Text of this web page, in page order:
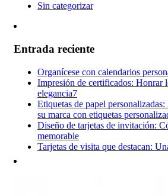
Sin categorizar
Entrada reciente
Organícese con calendarios
Impresión de certificados: Honrar
elegancia7
Etiquetas de papel
su marca con etiquetas
Diseño de tarjetas de invitación:
memorable
Tarjetas de visita que destacan: